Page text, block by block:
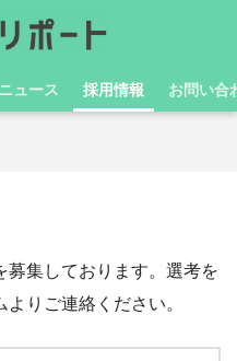
ニュース 採用情報 お問い合
募集しております。選考を
りご連絡ください。